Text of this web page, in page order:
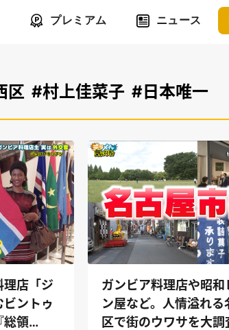
プレミアム ニュース
区 #村上佳菜子 #日本唯一
理店「ジ
ビントゥ
総領
ガンビア料理店や昭和
ン屋など。人情溢れる
区で街のウワサを大調